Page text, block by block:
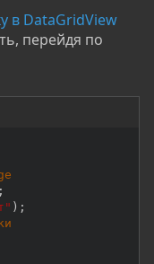
в DataGridView
перейдя по
;
) ;